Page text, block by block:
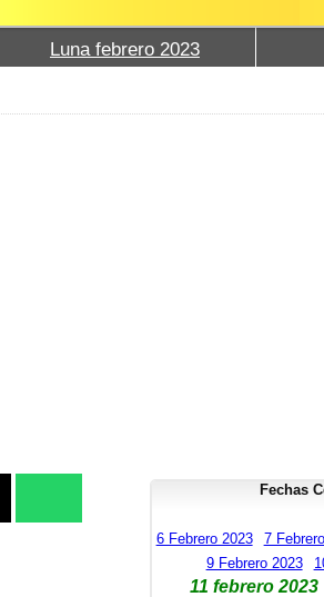
Luna febrero 2023
Fechas
6 Febrero 2023 7
9 Febrero 2023
11 febrero 2023